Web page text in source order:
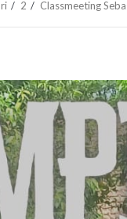
2 Classmeeting